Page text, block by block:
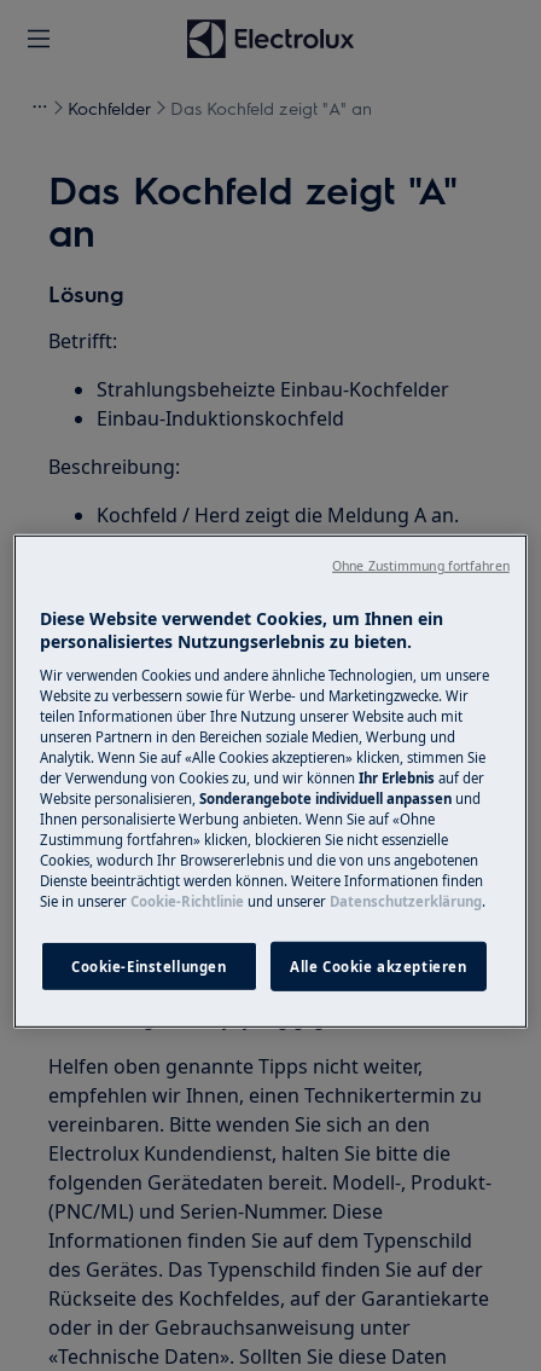
Kochfelder Das Kochfeld zeigt "A" an
Das Kochfeld zeigt "A"
an
Lösung
Betrifft:
Strahlungsbeheizte Einbau-Kochfelder
Einbau-Induktionskochfeld
Beschreibung:
Kochfeld / Herd zeigt die Meldung A an.
Gibt an, dass die Ankochautomatik
Abhilfe:
Die Anzeige A bedeutet, dass die
Ankochautomatik aktiviert ist.
Dabei wird nach einer definierten Dauer
von der höchsten Stufe in die zuvor
eingestellte Stufe automatisch
zurückgeschaltet.
Anwendungsbeispiel:
Wasser bei höchster Stufe zum Kochen
gebracht, bevor die Kartoffeln bei einer
Helfen oben genannte Tipps nicht weiter,
empfehlen wir Ihnen, einen Technikertermin zu
vereinbaren. Bitte wenden Sie sich an den
Electrolux Kundendienst, halten Sie bitte die
folgenden Gerätedaten bereit. Modell-, Produkt-
(PNC/ML) und Serien-Nummer. Diese
Informationen finden Sie auf dem Typenschild
des Gerätes. Das Typenschild finden Sie auf der
Rückseite des Kochfeldes, auf der Garantiekarte
oder in der Gebrauchsanweisung unter
«Technische Daten». Sollten Sie diese Daten
Diese Website verwendet Cookies, um Ihnen ein
personalisiertes Nutzungserlebnis zu bieten.
Wir verwenden Cookies und andere ähnliche Technologien, um unsere
Website zu verbessern sowie für Werbe- und Marketingzwecke. Wir
teilen Informationen über Ihre Nutzung unserer Website auch mit
unseren Partnern in den Bereichen soziale Medien, Werbung und
Analytik. Wenn Sie auf «Alle Cookies akzeptieren» klicken, stimmen Sie
der Verwendung von Cookies zu, und wir könnenIhr Erlebnisauf der
Website personalisieren,Sonderangebote individuell anpassen und
Ihnen personalisierte Werbung anbieten. Wenn Sie auf «Ohne
Zustimmung fortfahren» klicken, blockieren Sie nicht essenzielle
Cookies, wodurch Ihr Browsererlebnis und die von uns angebotenen
Dienste beeinträchtigt werden können. Weitere Informationen finden
Sie in unsererCookie-Richtlinie und unserer Datenschutzerklärung.
Cookie-Einstellungen Alle Cookie akzeptieren
Ohne Zustimmung fortfahren